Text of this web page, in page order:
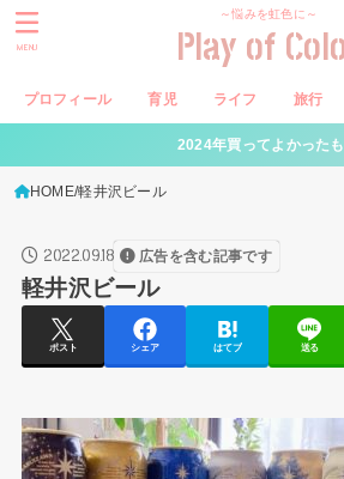
～悩みを虹色に～
Play of
プロフィール 育児 ライフ 旅行
MENU
2024年買ってよかった
HOME 軽井沢ビール
2022.09.18 広告を含む記事です
軽井沢ビール
ポスト シェア はてブ 送る